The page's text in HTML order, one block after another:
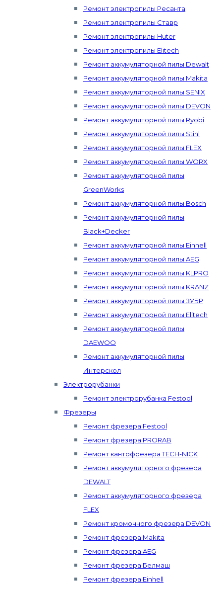
Ремонт электропилы Ресанта
Ремонт электропилы Ставр
Ремонт электропилы Huter
Ремонт электропилы Elitech
Ремонт аккумуляторной пилы Dewalt
Ремонт аккумуляторной пилы Makita
Ремонт аккумуляторной пилы SENIX
Ремонт аккумуляторной пилы DEVON
Ремонт аккумуляторной пилы Ryobi
Ремонт аккумуляторной пилы Stihl
Ремонт аккумуляторной пилы FLEX
Ремонт аккумуляторной пилы WORX
Ремонт аккумуляторной пилы
GreenWorks
Ремонт аккумуляторной пилы Bosch
Ремонт аккумуляторной пилы
Black+Decker
Ремонт аккумуляторной пилы Einhell
Ремонт аккумуляторной пилы AEG
Ремонт аккумуляторной пилы KLPRO
Ремонт аккумуляторной пилы KRANZ
Ремонт аккумуляторной пилы ЗУБР
Ремонт аккумуляторной пилы Elitech
Ремонт аккумуляторной пилы
DAEWOO
Ремонт аккумуляторной пилы
Интерскол
Электрорубанки
Ремонт электрорубанка Festool
Фрезеры
Ремонт фрезера Festool
Ремонт фрезера PRORAB
Ремонт кантофрезера TECH-NICK
Ремонт аккумуляторного фрезера
DEWALT
Ремонт аккумуляторного фрезера
FLEX
Ремонт кромочного фрезера DEVON
Ремонт фрезера Makita
Ремонт фрезера AEG
Ремонт фрезера Белмаш
Ремонт фрезера Einhell